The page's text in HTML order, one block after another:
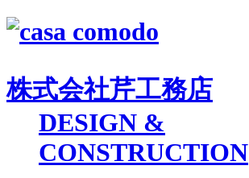
株式会社芹工務店
DESIGN &
CONSTRUCTION